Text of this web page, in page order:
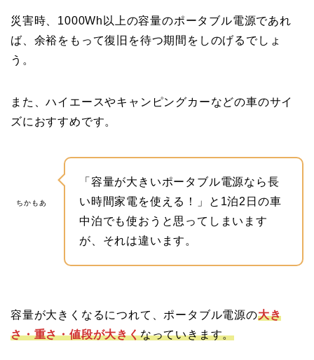
災害時、1000Wh以上の容量のポータブル電源であれ
ば、余裕をもって復旧を待つ期間をしのげるでしょ
う。
また、ハイエースやキャンピングカーなどの車のサイ
ズにおすすめです。
ちかもあ
「容量が大きいポータブル電源なら長
い時間家電を使える！」と1泊2日の車
中泊でも使おうと思ってしまいます
が、それは違います。
容量が大きくなるにつれて、ポータブル電源の大き
さ・重さ・値段が大きくなっていきます。